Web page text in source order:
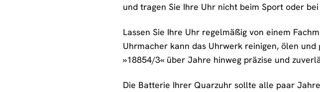
und tragen Sie Ihre Uhr nicht beim Sport oder
Lassen Sie Ihre Uhr regelmäßig von einem
Uhrmacher kann das Uhrwerk reinigen, ölen
»18854/3« über Jahre hinweg präzise und
Die Batterie Ihrer Quarzuhr sollte alle paar